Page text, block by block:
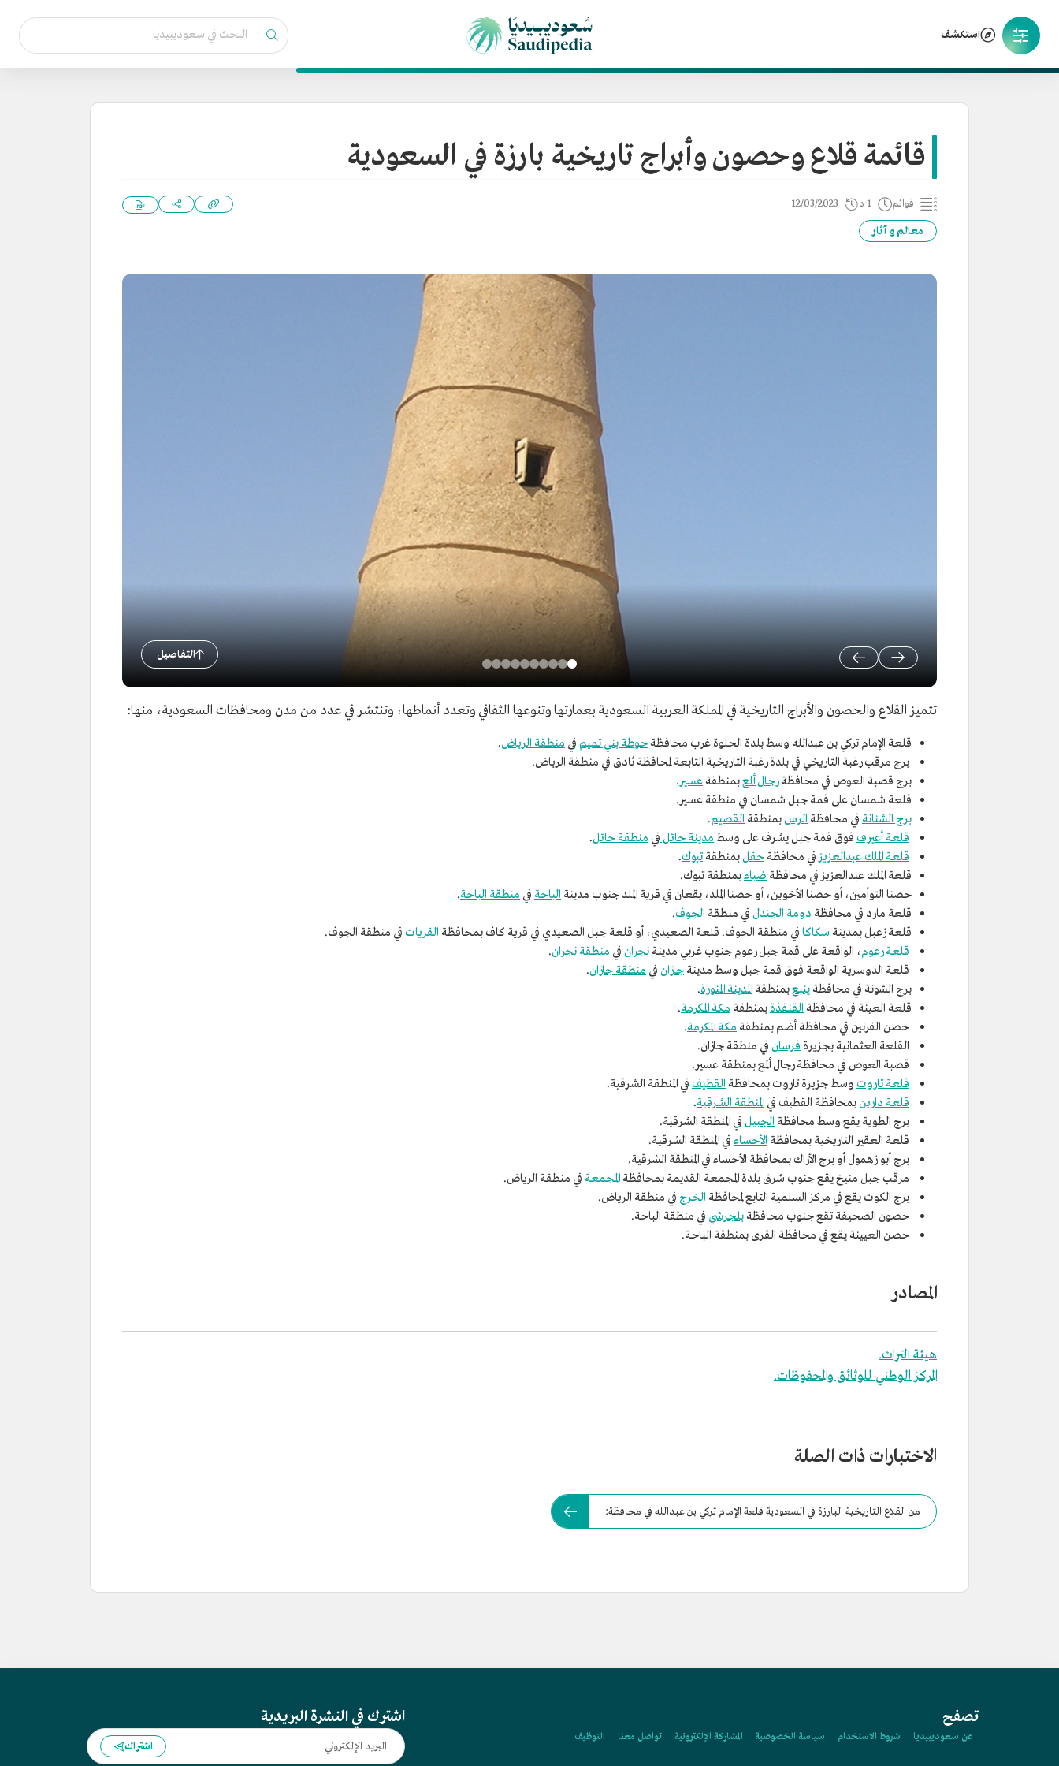
استكشف
قائمة قلاع وحصون وأبراج تاريخية بارزة في السعودية
قوائم 1 د 12/03/2023
معالم و آثار
التفاصيل
تتميز القلاع والحصون والأبراج التاريخية في المملكة العربية السعودية بعمارتها وتنوعها الثقافي وتعدد أنماطها، وتنتشر في عدد من مدن ومحافظات السعودية، منها:
قلعة الإمام تركي بن عبدالله وسط بلدة الحلوة غرب محافظة حوطة بني تميم في منطقة الرياض.
برج مرقب رغبة التاريخي في بلدة رغبة التاريخية التابعة لمحافظة ثادق في منطقة الرياض.
برج قصبة العوص في محافظةرجال ألمعبمنطقة عسير.
قلعة شمسان على قمة جبل شمسان في منطقة عسير.
برج الشنانة في محافظة الرس بمنطقة القصيم.
قلعة أعيرف فوق قمة جبل يشرف على وسطمدينة حائلفي منطقة حائل.
قلعة الملك عبدالعزيزفي محافظة حقل بمنطقةتبوك.
قلعة الملك عبدالعزيز في محافظة ضباءبمنطقة تبوك.
حصنا التوأمين، أو حصنا الأخوين، أو حصنا الملد، يقعان في قرية الملد جنوب مدينة الباحة في منطقة الباحة.
قلعة مارد في محافظةدومة الجندل في منطقة الجوف.
قلعة زعبل بمدينة سكاكا في منطقة الجوف. قلعة الصعيدي، أو قلعة جبل الصعيدي في قرية كاف بمحافظة القريات في منطقة الجوف.
قلعة رعوم، الواقعة على قمة جبل رعوم جنوب غربي مدينة نجران فيمنطقة نجران.
قلعة الدوسرية الواقعة فوق قمة جبل وسط مدينة جازان في منطقة جازان.
برج الشونة في محافظة ينبعبمنطقة المدينة المنورة.
قلعة العينة في محافظة القنفذةبمنطقة مكة المكرمة.
حصن القرنين في محافظة أضم بمنطقة مكة المكرمة.
القلعة العثمانية بجزيرة فرسان في منطقة جازان.
قصبة العوص في محافظة رجال ألمع بمنطقة عسير.
قلعة تاروت وسط جزيرة تاروت بمحافظة القطيف في المنطقة الشرقية.
قلعة دارين بمحافظة القطيف في المنطقة الشرقية.
برج الطوية يقع وسط محافظة الجبيل في المنطقة الشرقية.
قلعة العقير التاريخية بمحافظة الأحساء في المنطقة الشرقية.
برج أبو زهمول أو برج الأراك بمحافظة الأحساء في المنطقة الشرقية.
مرقب جبل منيخ يقع جنوب شرق بلدة المجمعة القديمة بمحافظة المجمعة في منطقة الرياض.
برج الكوت يقع في مركز السلمية التابع لمحافظة الخرج في منطقة الرياض.
حصون الصحيفة تقع جنوب محافظة بلجرشي في منطقة الباحة.
حصن العيينة يقع في محافظة القرى بمنطقة الباحة.
المصادر
هيئة التراث.
المركز الوطني للوثائق والمحفوظات.
الاختبارات ذات الصلة
من القلاع التاريخية البارزة في السعودية قلعة الإمام تركي بن عبدالله في محافظة:
تصفح
عن سعوديبيديا شروط الاستخدام سياسة الخصوصية المشاركة الإلكترونية تواصل معنا التوظيف
اشترك في النشرة البريدية
اشتراك